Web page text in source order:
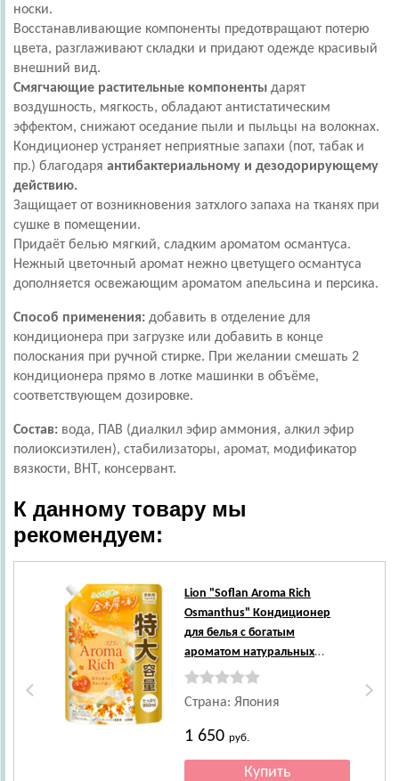
носки.
Восстанавливающие компоненты предотвращают потерю
цвета, разглаживают складки и придают одежде красивый
внешний вид.
Смягчающие растительные компоненты дарят
воздушность, мягкость, обладают антистатическим
эффектом, снижают оседание пыли и пыльцы на волокнах.
Кондиционер устраняет неприятные запахи (пот, табак и
пр.) благодаря антибактериальному и дезодорирующему
действию.
Защищает от возникновения затхлого запаха на тканях при
сушке в помещении.
Придаёт белью мягкий, сладким ароматом османтуса.
Нежный цветочный аромат нежно цветущего османтуса
дополняется освежающим ароматом апельсина и персика.
Способ применения: добавить в отделение для
кондиционера при загрузке или добавить в конце
полоскания при ручной стирке. При желании смешать 2
кондиционера прямо в лотке машинки в объёме,
соответствующем дозировке.
Состав: вода, ПАВ (диалкил эфир аммония, алкил эфир
полиоксиэтилен), стабилизаторы, аромат, модификатор
вязкости, ВНТ, консервант.
К данному товару мы
рекомендуем:
Lion "Soflan Aroma Rich
Osmanthus" Кондиционер
для белья с богатым
ароматом натуральных
масел, сменная упаковка, 950
Страна: Япония
1 650руб.